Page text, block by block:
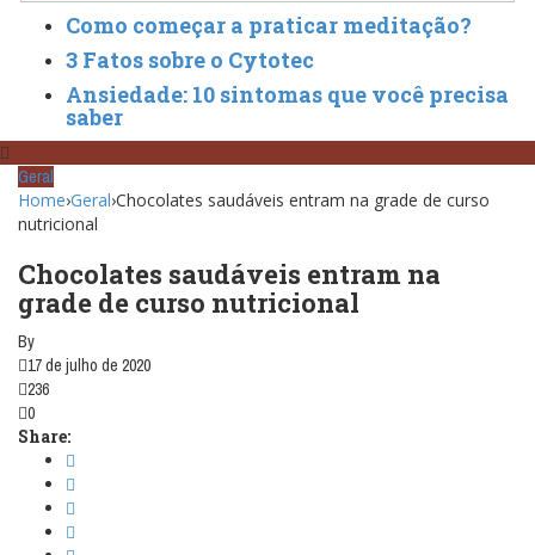
Como começar a praticar meditação?
3 Fatos sobre o Cytotec
Ansiedade: 10 sintomas que você precisa
saber
Geral
Home›Geral›Chocolates saudáveis entram na grade de curso
nutricional
Chocolates saudáveis entram na
grade de curso nutricional
By
17 de julho de 2020
236
0
Share: